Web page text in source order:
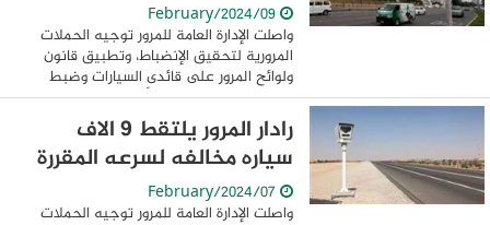
واصلت الإدارة العامة للمرور توجيه الحملات
المرورية لتحقيق الإنضباط، وتطبيق قانون
ولوائح المرور على قائدى السيارات وضبط
المخالفين منهم.. حيث أسفرت جهودها
خلال 24 ساعة عن ضبط 21088 مخالفة
مرورية ...
رادار المرور يلتقط 9 الاف
سياره مخالفه لسرعه المقررة
واصلت الإدارة العامة للمرور توجيه الحملات